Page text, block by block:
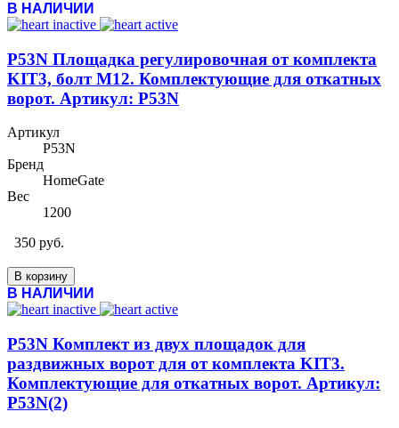
В НАЛИЧИИ
P53N Площадка регулировочная от комплекта
KIT3, болт М12. Комплектующие для откатных
ворот. Артикул: P53N
Артикул
P53N
Бренд
HomeGate
Вес
1200
350 руб.
В корзину
В НАЛИЧИИ
P53N Комплект из двух площадок для
раздвижных ворот для от комплекта KIT3.
Комплектующие для откатных ворот. Артикул:
P53N(2)